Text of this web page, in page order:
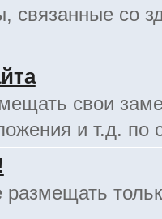
связанные со
свои
и т.д. по